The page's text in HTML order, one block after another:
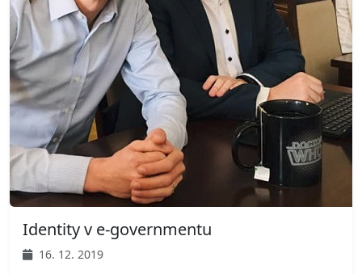
Identity v e-governmentu
16. 12. 2019